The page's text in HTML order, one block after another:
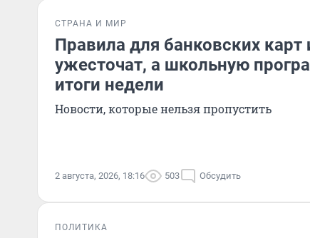
СТРАНА И МИР
Правила для банковских карт
ужесточат, а школьную
итоги недели
Новости, которые нельзя пропустить
2 августа, 2026, 18:16 503 Обсудить
ПОЛИТИКА